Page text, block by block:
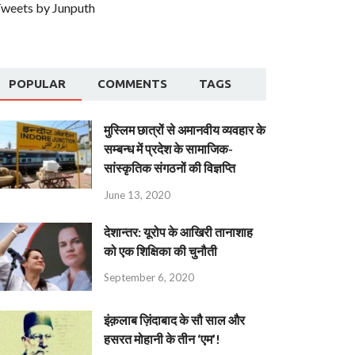
by Junputh
POPULAR COMMENTS TAGS
मुस्लिम छात्रों से अमानवीय व्यवहार के
सम्बन्ध में प्रदेश के सामाजिक-
सांस्कृतिक संगठनों की विज्ञप्ति
June 13, 2020
देशान्‍तर: यूरोप के आखिरी तानाशाह
को एक शिक्षिका की चुनौती
September 6, 2020
इंक़लाब ज़िंदाबाद के सौ साल और
हसरत मोहानी के तीन ‘एम’!